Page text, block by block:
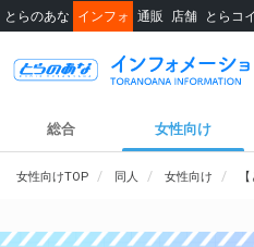
とらのあな インフォ 通販 店舗 とらコ
総合 女性向け
女性向けTOP 同人 女性向け